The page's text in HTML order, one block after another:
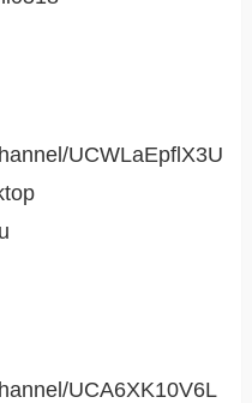
UCWLaEpflX3U
UCA6XK10V6L